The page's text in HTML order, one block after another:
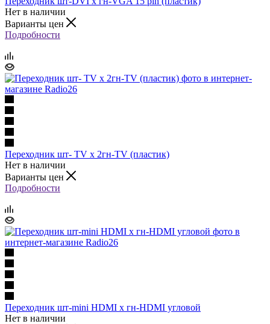
Нет в наличии
Варианты цен
Подробности
Переходник шт- TV х 2гн-TV (пластик)
Нет в наличии
Варианты цен
Подробности
Переходник шт-mini HDMI x гн-HDMI угловой
Нет в наличии